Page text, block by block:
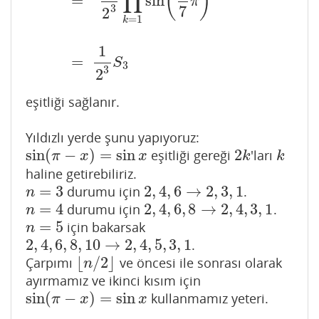
23
k=1 7
=
1
23 S3
eşitliği sağlanır.
Yıldızlı yerde şunu yapıyoruz:
sin(π − x) = sinx
sin(π− x)= sin x eşitliği gereği 2k
2k 'ları k
k
haline getirebiliriz.
n = 3
n=3 durumu için 2,4, 6 → 2, 3, 1
2,4,6 → 2,3 1 .
n = 4
n=4 durumu için 2,4, 6,8 → 2,4,3, 1
2,4,6 8→2 ,4,3 ,1 .
n = 5
n=5 için bakarsak
2,4,6, 8, 10 → 2,4, 5,3, 1
2,4,6 8,10→2, 4,5 3,1
.
Çarpımı ⌊ n/2 ⌋
n/2⌋
ve öncesi ile sonrası olarak
ayırmamız ve ikinci kısım için
sin(π − x) = sinx
sin(π− x)= sin x kullanmamız yeteri.